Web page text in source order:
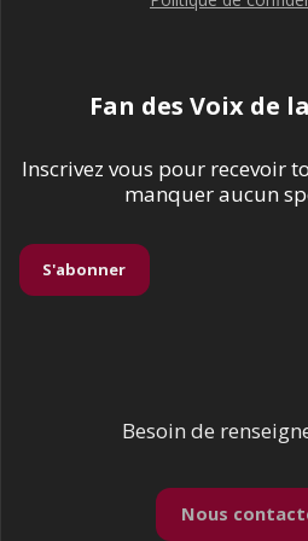
Fan des Voix de
Inscrivez vous pour recevoir
manquer aucun
S'abonner
Besoin de
Nous